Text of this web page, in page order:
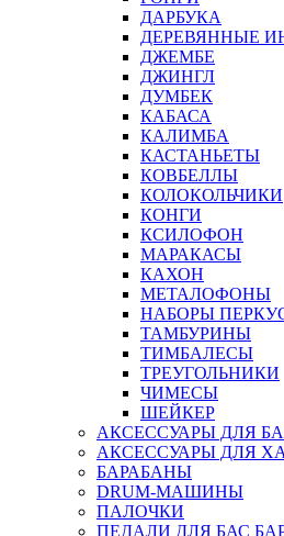
ДАРБУКА
ДЕРЕВЯННЫЕ
ДЖЕМБЕ
ДЖИНГЛ
ДУМБЕК
КАБАСА
КАЛИМБА
КАСТАНЬЕТЫ
КОВБЕЛЛЫ
КОЛОКОЛЬЧИКИ
КОНГИ
КСИЛОФОН
МАРАКАСЫ
КАХОН
МЕТАЛОФОНЫ
НАБОРЫ
ТАМБУРИНЫ
ТИМБАЛЕСЫ
ТРЕУГОЛЬНИКИ
ЧИМЕСЫ
ШЕЙКЕР
АКСЕССУАРЫ ДЛЯ
АКСЕССУАРЫ ДЛЯ
БАРАБАНЫ
DRUM-МАШИНЫ
ПАЛОЧКИ
ПЕДАЛИ ДЛЯ БАС